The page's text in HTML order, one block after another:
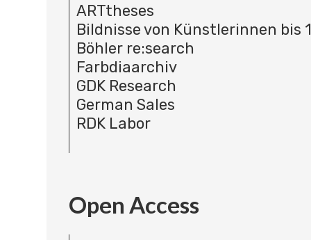
ARTtheses
Bildnisse von Künstlerinnen bis
Böhler re:search
Farbdiaarchiv
GDK Research
German Sales
RDK Labor
Open Access